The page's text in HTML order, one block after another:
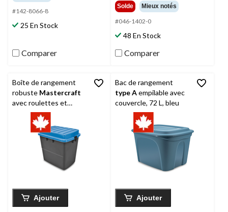
#142-8066-8
25 En Stock
Comparer
Solde Mieux notés
#046-1402-0
48 En Stock
Comparer
Boîte de rangement
robuste Mastercraft
avec roulettes et
couvercle à loquet,
210 L, noir/bleu
Ajouter
Bac de rangement
type Aempilable avec
couvercle, 72 L, bleu
Ajouter